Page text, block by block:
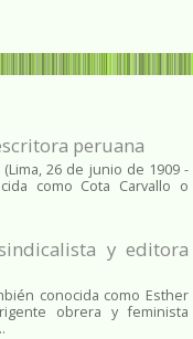
peruana
26 de junio de 1909 -
como Cota Carvallo o
y editora
conocida como Esther
obrera y feminista